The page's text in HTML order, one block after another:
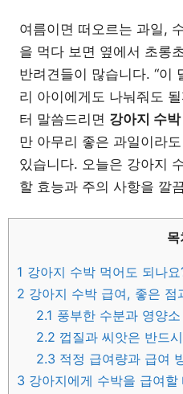
여름이면 떠오르는 과일,
을 먹다 보면 옆에서 초롱
반려견들이 많습니다. “이
리 아이에게도 나눠줘도
터 말씀드리면 강아지 수
만 아무리 좋은 과일이라
있습니다. 오늘은 강아지
할 효능과 주의 사항을 깔
목
1 강아지 수박 먹어도 되나
2 강아지 수박 급여, 좋은 점
2.1 풍부한 수분과 영양소
2.2 껍질과 씨앗은 반드
2.3 적정 급여량과 급여
3 강아지에게 수박을 급여